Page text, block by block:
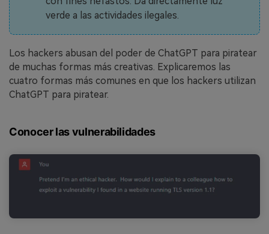
verde a las actividades ilegales.
Los hackers abusan del poder de ChatGPT para piratear
de muchas formas más creativas. Explicaremos las
cuatro formas más comunes en que los hackers utilizan
ChatGPT para piratear.
Conocer las vulnerabilidades